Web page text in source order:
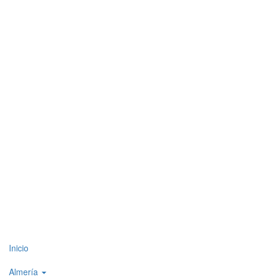
Top
level
Inicio
Almería